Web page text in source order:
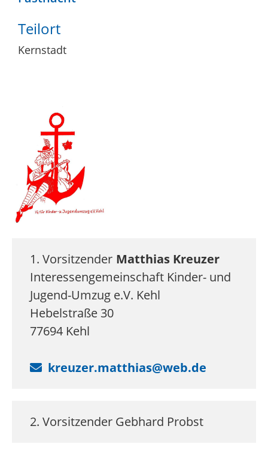
Teilort
Kernstadt
1. Vorsitzender Matthias Kreuzer
Interessengemeinschaft Kinder- und
Jugend-Umzug e.V. Kehl
Hebelstraße 30
77694 Kehl
kreuzer.matthias@web.de
2. Vorsitzender Gebhard Probst